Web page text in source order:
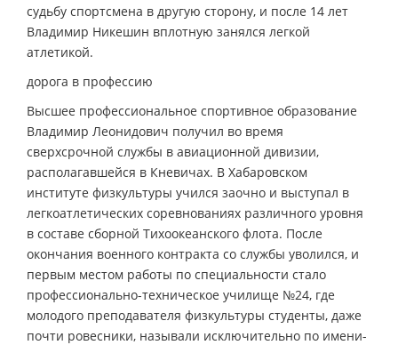
судьбу спортсмена в другую сторону, и после 14 лет
Владимир Никешин вплотную занялся легкой
атлетикой.
дорога в профессию
Высшее профессиональное спортивное образование
Владимир Леонидович получил во время
сверхсрочной службы в авиационной дивизии,
располагавшейся в Кневичах. В Хабаровском
институте физкультуры учился заочно и выступал в
легкоатлетических соревнованиях различного уровня
в составе сборной Тихоокеанского флота. После
окончания военного контракта со службы уволился, и
первым местом работы по специальности стало
профессионально-техническое училище №24, где
молодого преподавателя физкультуры студенты, даже
почти ровесники, называли исключительно по имени-